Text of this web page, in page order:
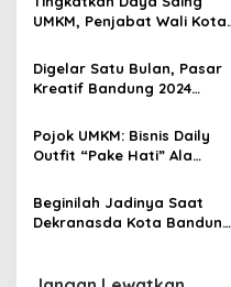
s
p
o
s
UMKM, Penjabat Wali Kota
Kurasi
Digelar Satu Bulan, Pasar
Kreatif Bandung 2024
Miliar
Pojok UMKM: Bisnis Daily
Outfit “Pake Hati” Ala
Beginilah Jadinya Saat
Dekranasda Kota Bandung